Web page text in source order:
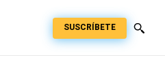
SUSCRÍBETE